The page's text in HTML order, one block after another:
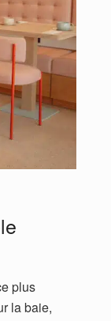
plus
la baie,